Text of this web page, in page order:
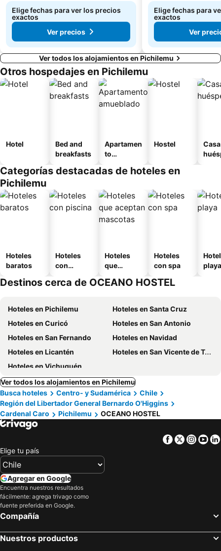
Elige fechas para ver los precios
exactos
Ver precios
Elige fechas para
exactos
Ver
Ver todos los alojamientos en Pichilemu
Otros hospedajes en Pichilemu
Hotel
Bed and
breakfasts
Apartamen
to
o
Hostel
Categorías destacadas de hoteles en
Pichilemu
Hoteles
baratos
Hoteles
con
Hoteles
que
mascotas
Hoteles
con spa
playa
Destinos cerca de OCEANO HOSTEL
Hoteles en Pichilemu
Hoteles en Santa Cruz
Hoteles en Curicó
Hoteles en San Antonio
Hoteles en San Fernando
Hoteles en Navidad
Hoteles en Licantén
Hoteles en San Vicente de Tagua
Hoteles en Vichuquén
Ver todos los alojamientos en Pichilemu
Busca hoteles
Centro- y Sudamérica
Chile
Región del Libertador General Bernardo O'Higgins
Cardenal Caro
Pichilemu OCEANO HOSTEL
Facebook
Twitter
Elige tu país
Agregar en Google
Encuentra nuestros resultados
fácilmente: agrega trivago como
fuente preferida en Google.
Compañía
Nuestros productos